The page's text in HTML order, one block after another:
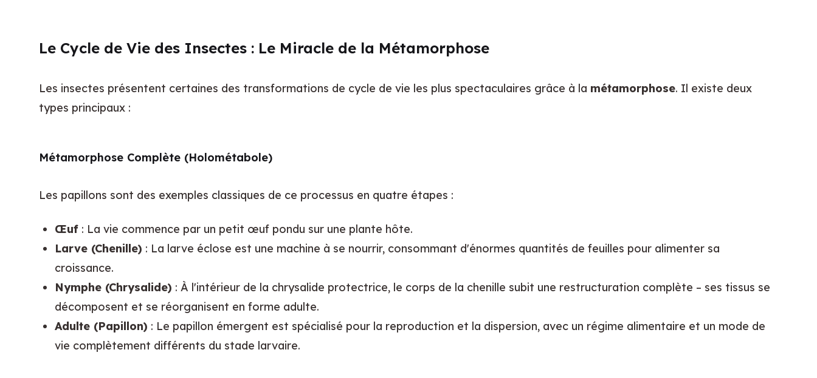
Le Cycle de Vie des Insectes : Le Miracle de la Métamorphose
Les insectes présentent certaines des transformations de cycle de vie les plus spectaculaires grâce à la métamorphose. Il existe deux
types principaux :
Métamorphose Complète (Holométabole)
Les papillons sont des exemples classiques de ce processus en quatre étapes :
Œuf : La vie commence par un petit œuf pondu sur une plante hôte.
Larve (Chenille) : La larve éclose est une machine à se nourrir, consommant d'énormes quantités de feuilles pour alimenter sa
croissance.
Nymphe (Chrysalide) : À l'intérieur de la chrysalide protectrice, le corps de la chenille subit une restructuration complète – ses tissus se
décomposent et se réorganisent en forme adulte.
Adulte (Papillon) : Le papillon émergent est spécialisé pour la reproduction et la dispersion, avec un régime alimentaire et un mode de
vie complètement différents du stade larvaire.